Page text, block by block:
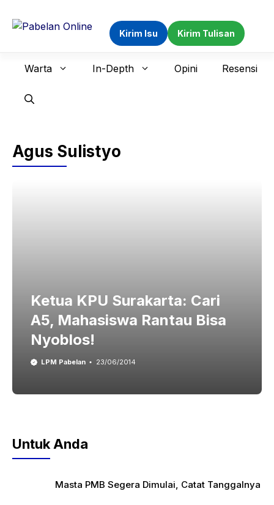
Kirim Isu Kirim Tulisan
Warta In-Depth Opini Resensi
Agus Sulistyo
Ketua KPU Surakarta: Cari
A5, Mahasiswa Rantau Bisa
Nyoblos!
LPM Pabelan 23/06/2014
Untuk Anda
Masta PMB Segera Dimulai, Catat Tanggalnya